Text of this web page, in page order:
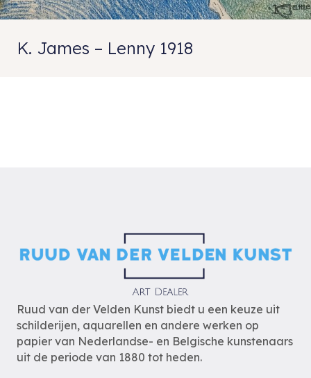
K. James – Lenny 1918
Ruud van der Velden Kunst biedt u een keuze uit
schilderijen, aquarellen en andere werken op
papier van Nederlandse- en Belgische kunstenaars
uit de periode van 1880 tot heden.